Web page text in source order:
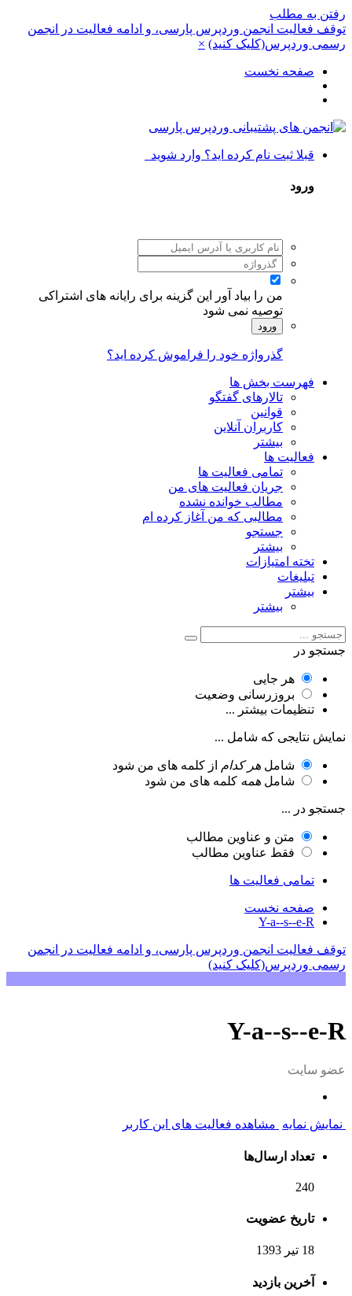
رفتن به مطلب
توقف فعالیت انجمن وردپرس پارسی، و ادامه فعالیت در انجمن
رسمی وردپرس(کلیک کنید) ×
صفحه نخست
قبلا ثبت نام کرده اید؟ وارد شوید
ورود
من را بیاد آور
این گزینه برای رایانه های اشتراکی
توصیه نمی شود
ورود
گذرواژه خود را فراموش کرده اید؟
فهرست بخش ها
تالارهای گفتگو
قوانین
کاربران آنلاین
بیشتر
فعالیت ها
تمامی فعالیت ها
جریان فعالیت های من
مطالب خوانده نشده
مطالبی که من آغاز کرده ام
جستجو
بیشتر
تخته امتیازات
تبلیغات
بیشتر
بیشتر
جستجو در
هر جایی
بروزرسانی وضعیت
تنظیمات بیشتر ...
نمایش نتایجی که شامل ...
شامل هر کدام از کلمه های من شود
شامل همه کلمه های من شود
جستجو در ...
متن و عناوین مطالب
فقط عناوین مطالب
تمامی فعالیت ها
صفحه نخست
Y-a--s--e-R
توقف فعالیت انجمن وردپرس پارسی، و ادامه فعالیت در انجمن
رسمی وردپرس(کلیک کنید)
Y-a--s--e-R
عضو سایت
نمایش نمایه مشاهده فعالیت های این کاربر
تعداد ارسال‌ها
240
تاریخ عضویت
18 تیر 1393
آخرین بازدید